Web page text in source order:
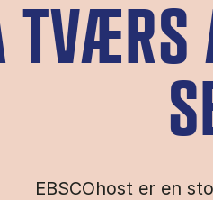
TVÆRS
EBSCOhost er en